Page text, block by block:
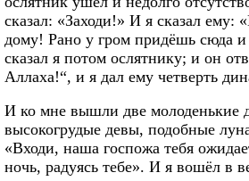
сказал: «Заходи!» И я сказал ему:
дому! Рано у гром придёшь сюда
сказал я потом ослятнику; и он
Аллаха!“, и я дал ему четверть
И ко мне вышли две молоденькие
высокогрудые девы, подобные
«Входи, наша госпожа тебя
ночь, радуясь тебе». И я вошёл в